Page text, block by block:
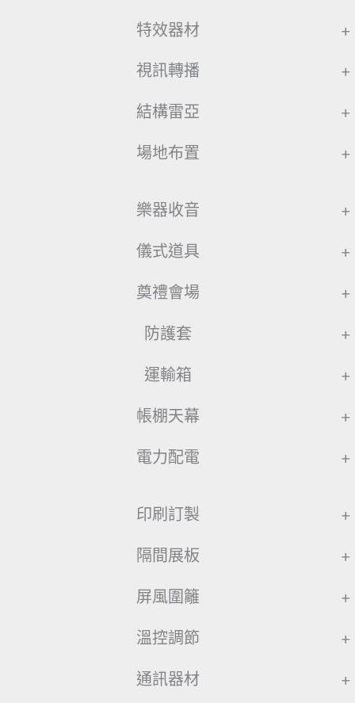
特效器材 +
視訊轉播 +
結構雷亞 +
場地布置 +
樂器收音 +
儀式道具 +
奠禮會場 +
防護套 +
運輸箱 +
帳棚天幕 +
電力配電 +
印刷訂製 +
隔間展板 +
屏風圍籬 +
溫控調節 +
通訊器材 +